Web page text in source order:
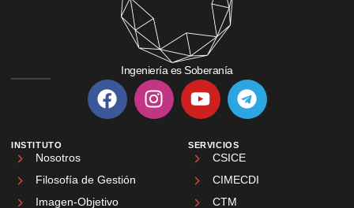
Ingeniería es Soberanía
INSTITUTO
Nosotros
Filosofía de Gestión
Imagen-Objetivo
SERVICIOS
CSICE
CIMECDI
CTM